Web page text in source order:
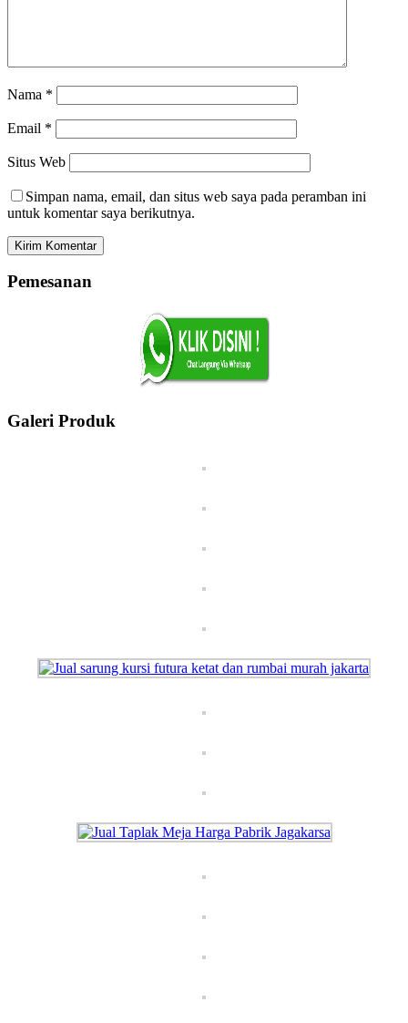
Nama *
Email *
Situs Web
Simpan nama, email, dan situs web saya pada peramban ini
untuk komentar saya berikutnya.
Pemesanan
Galeri Produk